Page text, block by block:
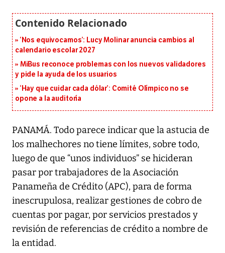
‘Nos equivocamos’: Lucy Molinar anuncia cambios al
calendario escolar 2027
MiBus reconoce problemas con los nuevos validadores
y pide la ayuda de los usuarios
‘Hay que cuidar cada dólar’: Comité Olímpico no se
opone a la auditoría
PANAMÁ. Todo parece indicar que la astucia de
los malhechores no tiene límites, sobre todo,
luego de que “unos individuos” se hicideran
pasar por trabajadores de la Asociación
Panameña de Crédito (APC), para de forma
inescrupulosa, realizar gestiones de cobro de
cuentas por pagar, por servicios prestados y
revisión de referencias de crédito a nombre de
la entidad.